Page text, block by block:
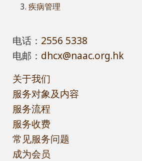
疾病管理
电话： 2556 5338
电邮： dhcx@naac.org.hk
关于我们
服务对象及内容
服务流程
服务收费
常见服务问题
成为会员